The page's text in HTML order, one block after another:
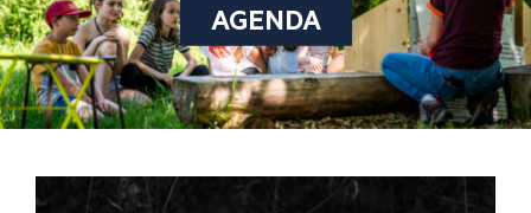
AGENDA